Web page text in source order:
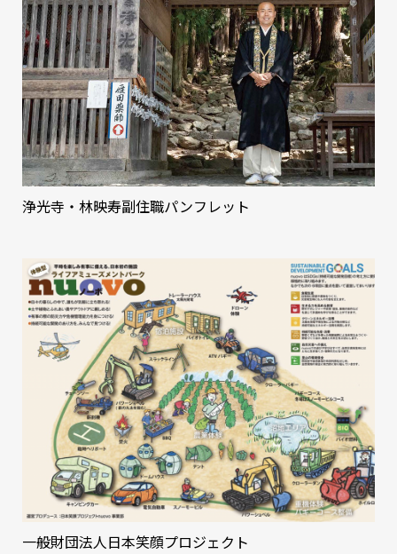
浄光寺・林映寿副住職パンフレット
一般財団法人日本笑顔プロジェクト